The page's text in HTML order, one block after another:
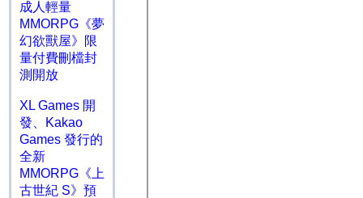
成人輕量
MMORPG《夢
幻欲獸屋》限
量付費刪檔封
測開放
XL Games 開
發、Kakao
Games 發行的
全新
MMORPG《上
古世紀 S》預